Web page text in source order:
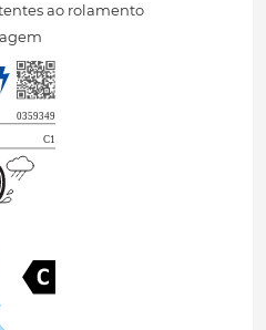
ao rolamento